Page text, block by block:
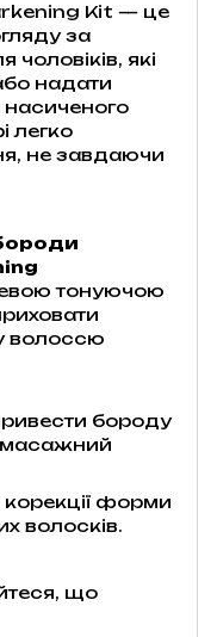
Kit — це
за
які
надати
насиченого
легко
не завдаючи
тонуючою
волоссю
бороду
масажний
форми
волосків.
що